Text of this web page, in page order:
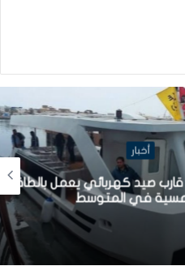
كهربائي يعمل بالطاقة
المتوسط